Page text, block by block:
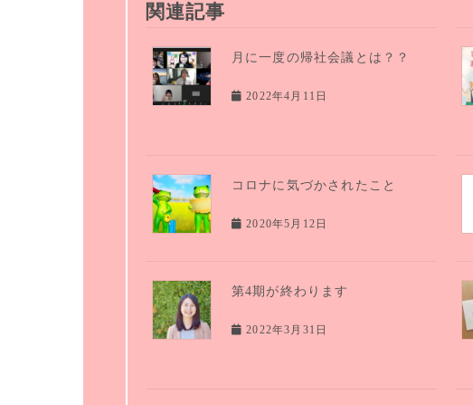
関連記事
月に一度の帰社会議とは？？
2022年4月11日
コロナに気づかされたこと
2020年5月12日
第4期が終わります
2022年3月31日